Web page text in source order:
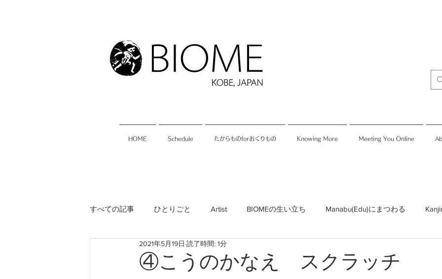
HOME Schedule たからものforおくりもの Knowing More Meeting You Online
すべての記事 ひとりごと Artist BIOMEの生い立ち Manabu(Edu)にまつわる
神戸のこと たからものforおくりもの2020
④こうのかなえ スクラッチ
2021年5月19日 読了時間: 1分